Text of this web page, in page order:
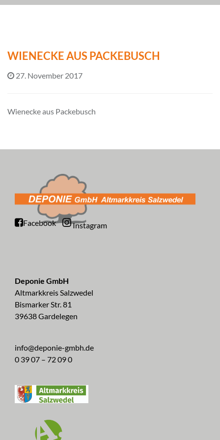
WIENECKE AUS PACKEBUSCH
27. November 2017
Wienecke aus Packebusch
Facebook Instagram
Deponie GmbH
Altmarkkreis Salzwedel
Bismarker Str. 81
39638 Gardelegen
info@deponie-gmbh.de
0 39 07 – 72 09 0